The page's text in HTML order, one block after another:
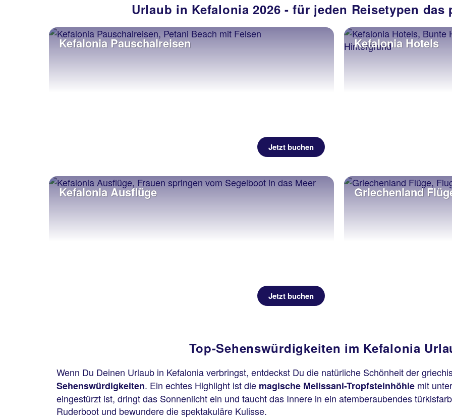
Urlaub in Kefalonia 2026 - für jeden Reisetypen das
Kefalonia Pauschalreisen
Jetzt buchen
Kefalonia Ausflüge
Jetzt buchen
Kefalonia Hotels
Griechenland
Top-Sehenswürdigkeiten im Kefalonia
Wenn Du Deinen Urlaub in Kefalonia verbringst, entdeckst Du die natürliche Schönheit der
Sehenswürdigkeiten. Ein echtes Highlight ist die magische Melissani-Tropfsteinhöhle mit
eingestürzt ist, dringt das Sonnenlicht ein und taucht das Innere in ein atemberaubendes
Ruderboot und bewundere die spektakuläre Kulisse.